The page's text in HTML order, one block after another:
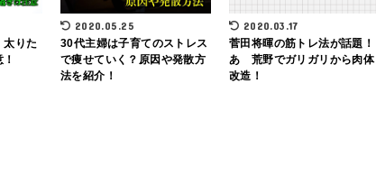
太りた
2020.05.25
30代主婦は子育てのストレス
で痩せていく？原因や発散方
法を紹介！
2020.03.17
菅田将暉の筋トレ法が話題！
あゝ荒野でガリガリから肉体
改造！